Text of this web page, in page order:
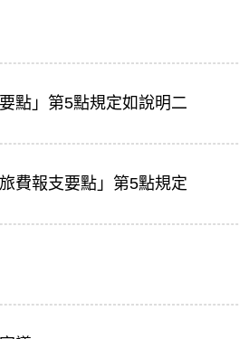
點」第5點規定如說明二
費報支要點」第5點規定